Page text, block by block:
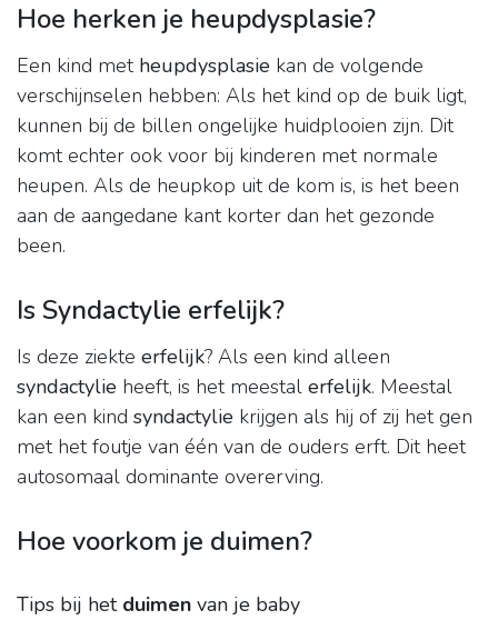
Hoe herken je heupdysplasie?
Een kind met heupdysplasie kan de volgende
verschijnselen hebben: Als het kind op de buik ligt,
kunnen bij de billen ongelijke huidplooien zijn. Dit
komt echter ook voor bij kinderen met normale
heupen. Als de heupkop uit de kom is, is het been
aan de aangedane kant korter dan het gezonde
been.
Is Syndactylie erfelijk?
Is deze ziekte erfelijk? Als een kind alleen
syndactylie heeft, is het meestal erfelijk. Meestal
kan een kind syndactylie krijgen als hij of zij het gen
met het foutje van één van de ouders erft. Dit heet
autosomaal dominante overerving.
Hoe voorkom je duimen?
Tips bij het duimen van je baby